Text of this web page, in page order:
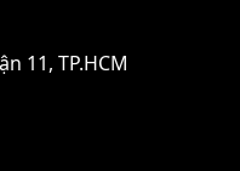
Sensor
11, TP.HCM